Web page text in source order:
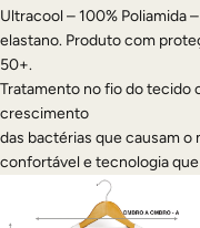
Ultracool – 100% Poliamida
elastano. Produto com
50+.
Tratamento no fio do tecido
crescimento
das bactérias que causam
confortável e tecnologia